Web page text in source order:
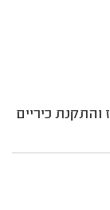
כיריים